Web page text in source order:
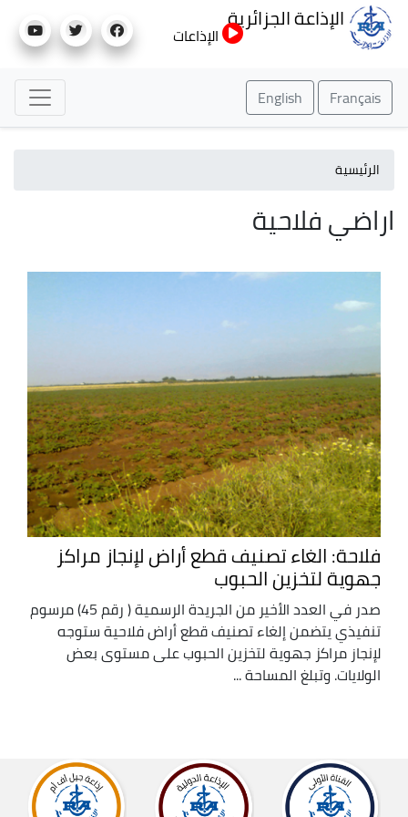
إلى
الإذاعة الجزائرية
الإذاعات
Français
English
الرئيسية
اراضي فلاحية
فلاحة: الغاء تصنيف قطع أراض لإنجاز مراكز
جهوية لتخزين الحبوب
صدر في العدد الأخير من الجريدة الرسمية ( رقم 45) مرسوم
تنفيذي يتضمن إلغاء تصنيف قطع أراض فلاحية ستوجه
لإنجاز مراكز جهوية لتخزين الحبوب على مستوى بعض
الولايات. وتبلغ المساحة ...